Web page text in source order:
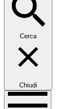
Cerca
Chiudi